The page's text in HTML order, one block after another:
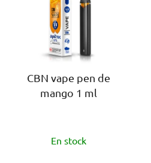
CBN vape pen de
mango 1 ml
valoración
En stock